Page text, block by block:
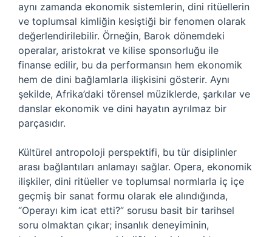
aynı zamanda ekonomik sistemlerin, dini ritüellerin
ve toplumsal kimliğin kesiştiği bir fenomen olarak
değerlendirilebilir. Örneğin, Barok dönemdeki
operalar, aristokrat ve kilise sponsorluğu ile
finanse edilir, bu da performansın hem ekonomik
hem de dini bağlamlarla ilişkisini gösterir. Aynı
şekilde, Afrika’daki törensel müziklerde, şarkılar ve
danslar ekonomik ve dini hayatın ayrılmaz bir
parçasıdır.
Kültürel antropoloji perspektifi, bu tür disiplinler
arası bağlantıları anlamayı sağlar. Opera, ekonomik
ilişkiler, dini ritüeller ve toplumsal normlarla iç içe
geçmiş bir sanat formu olarak ele alındığında,
“Operayı kim icat etti?” sorusu basit bir tarihsel
soru olmaktan çıkar; insanlık deneyiminin,